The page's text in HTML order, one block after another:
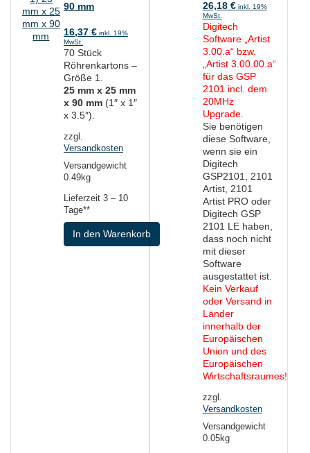
90 mm
16,37 € inkl. 19%
MwSt.
70 Stück
Röhrenkartons –
Größe 1.
25 mm x 25 mm
x 90 mm(1″ x 1″
x 3.5″).
zzgl.
Versandkosten
Versandgewicht
0.49kg
Lieferzeit 3 – 10
Tage**
In den Warenkorb
26,18 € inkl. 19%
MwSt.
Digitech
Software „Artist
3.00.a“ bzw.
„Artist 3.00.00.a“
für das GSP
2101 incl. dem
20MHz
Upgrade.
Sie benötigen
diese Software,
wenn sie ein
Digitech
GSP2101, 2101
Artist, 2101
Artist PRO oder
Digitech GSP
2101 LE haben,
dass noch nicht
mit dieser
Software
ausgestattet ist.
Kein Verkauf
oder Versand in
Länder
innerhalb der
Europäischen
Union und des
Europäischen
Wirtschaftsraumes!
zzgl.
Versandkosten
Versandgewicht
0.05kg